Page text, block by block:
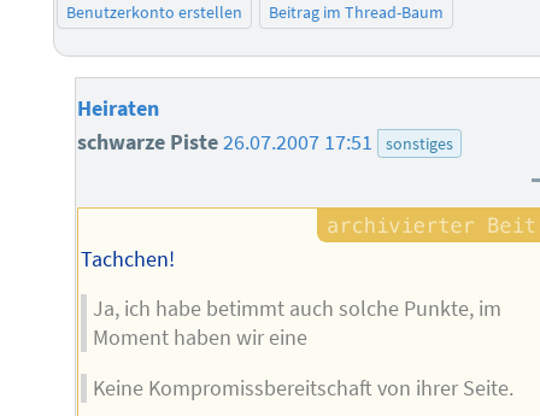
Benutzerkonto erstellen
Beitrag im Thread-Baum
Heiraten
schwarze Piste26.07.2007 17:51 sonstiges
Tachchen!
Ja, ich habe betimmt auch solche Punkte, im
Moment haben wir eine
Keine Kompromissbereitschaft von ihrer Seite.